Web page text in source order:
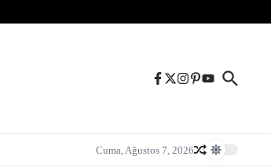
Cuma, Ağustos 7, 2026